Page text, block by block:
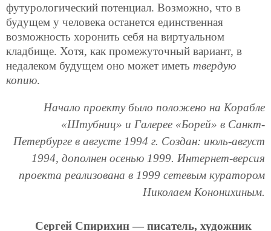
футурологический потенциал. Возможно, что в
будущем у человека останется единственная
возможность хоронить себя на виртуальном
кладбище. Хотя, как промежуточный вариант, в
недалеком будущем оно может иметь твердую
копию.
Начало проекту было положено на Корабле
«Штубниц» и Галерее «Борей» в Санкт-
Петербурге в августе 1994 г. Создан: июль-август
1994, дополнен осенью 1999. Интернет-версия
проекта реализована в 1999 сетевым куратором
Николаем Кононихиным.
Сергей Спирихин — писатель, художник